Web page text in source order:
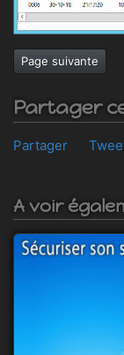
Page suivante
Partager
Partager
A voir